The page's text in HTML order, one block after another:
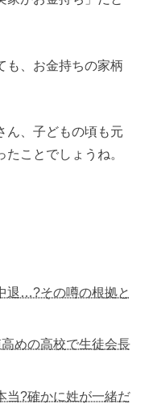
も、お金持ちの家柄
ん、子どもの頃も元
ことでしょうね。
退…?その噂の根拠と
めの高校で生徒会長
当?確かに姓が一緒だ